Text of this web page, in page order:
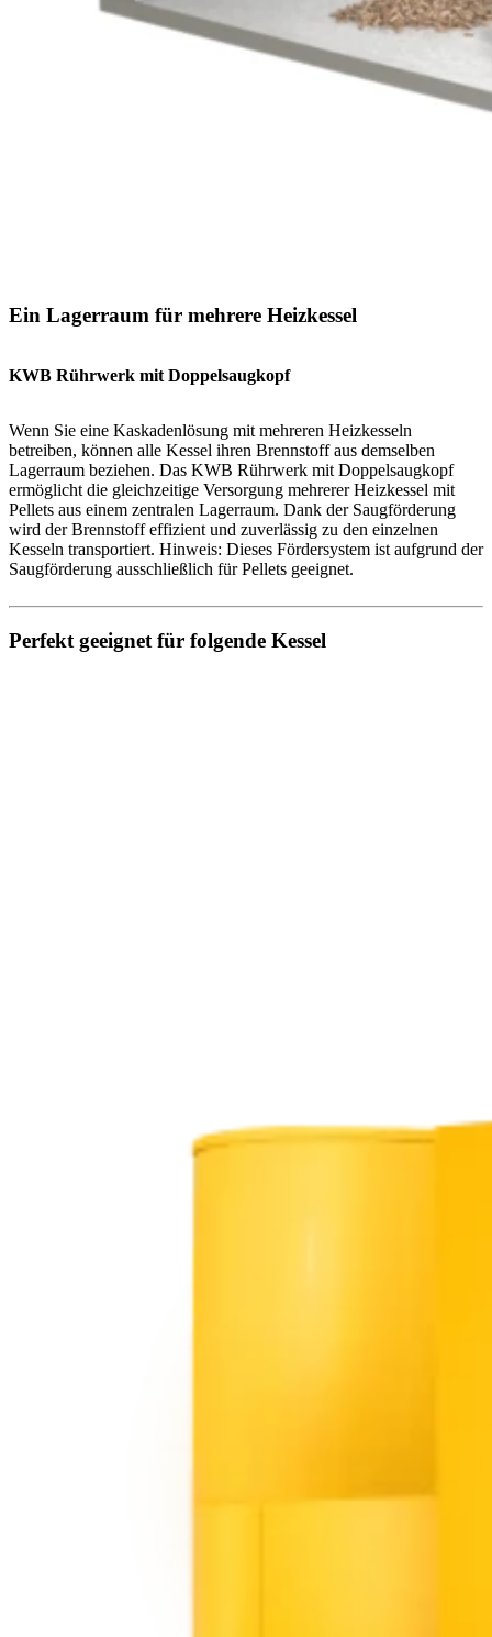
Ein Lagerraum für mehrere Heizkessel
KWB Rührwerk mit Doppelsaugkopf
Wenn Sie eine Kaskadenlösung mit mehreren Heizkesseln
betreiben, können alle Kessel ihren Brennstoff aus demselben
Lagerraum beziehen. Das KWB Rührwerk mit Doppelsaugkopf
ermöglicht die gleichzeitige Versorgung mehrerer Heizkessel mit
Pellets aus einem zentralen Lagerraum. Dank der Saugförderung
wird der Brennstoff effizient und zuverlässig zu den einzelnen
Kesseln transportiert. Hinweis: Dieses Fördersystem ist aufgrund der
Saugförderung ausschließlich für Pellets geeignet.
Perfekt geeignet für folgende Kessel